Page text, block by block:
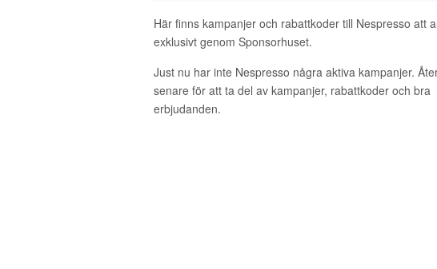
Här finns kampanjer och rabattkoder till Nespresso att
exklusivt genom Sponsorhuset.
Just nu har inte Nespresso några aktiva kampanjer.
senare för att ta del av kampanjer, rabattkoder och bra
erbjudanden.